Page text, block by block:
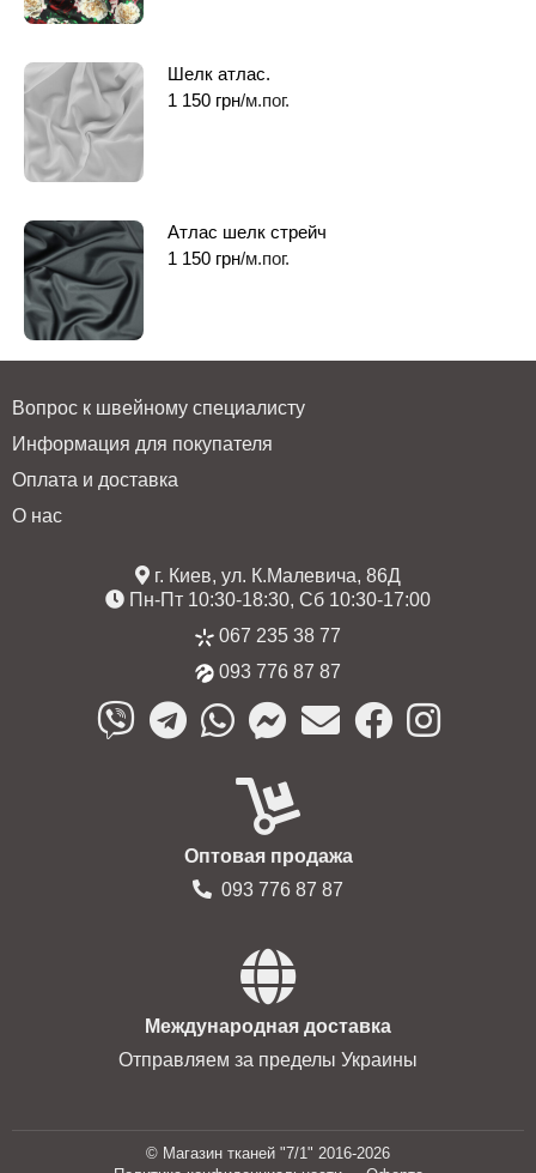
Шелк атлас.
1 150 грн/м.пог.
Атлас шелк стрейч
1 150 грн/м.пог.
Вопрос к швейному специалисту
Информация для покупателя
Оплата и доставка
О нас
г. Киев, ул. К.Малевича, 86Д
Пн-Пт 10:30-18:30, Сб 10:30-17:00
067 235 38 77
093 776 87 87
Оптовая продажа
093 776 87 87
Международная доставка
Отправляем за пределы Украины
© Магазин тканей "7/1" 2016-2026